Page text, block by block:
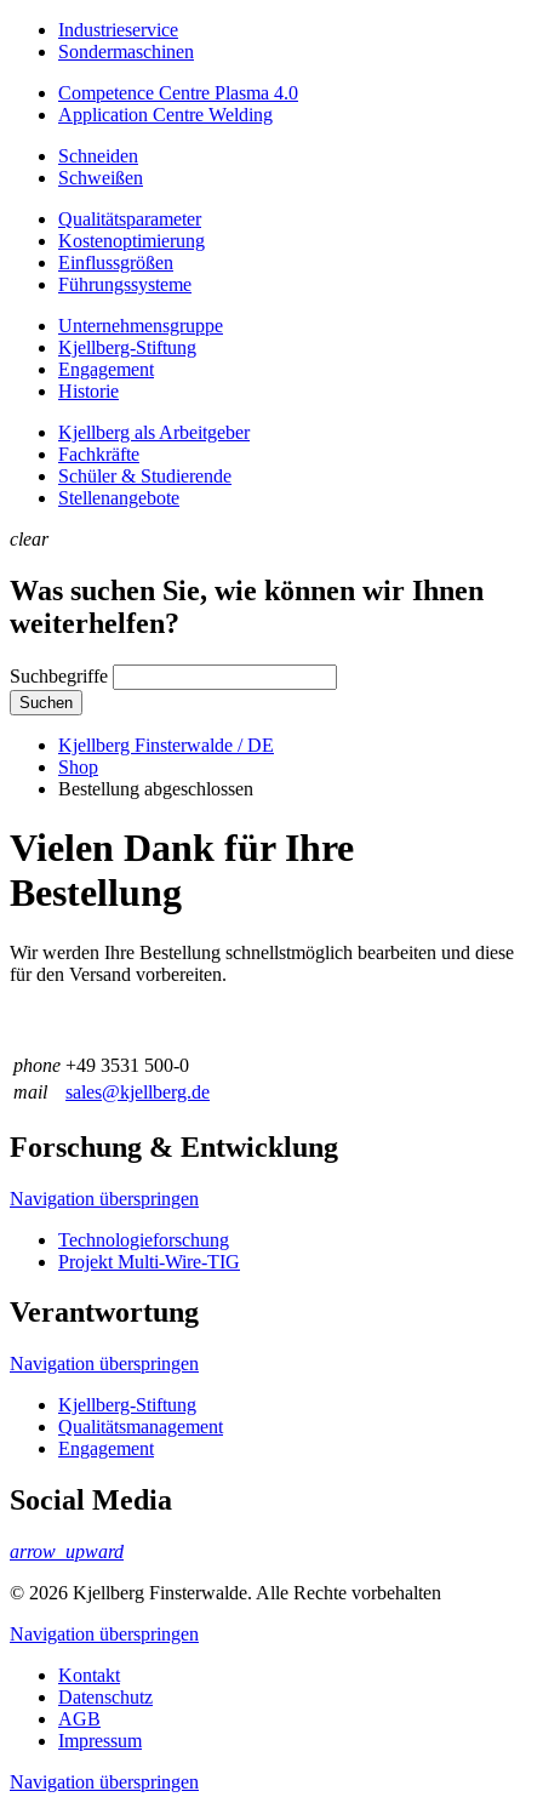
Industrieservice
Sondermaschinen
Competence Centre Plasma 4.0
Application Centre Welding
Schneiden
Schweißen
Qualitätsparameter
Kostenoptimierung
Einflussgrößen
Führungssysteme
Unternehmens­gruppe
Kjellberg-Stiftung
Engagement
Historie
Kjellberg als Arbeitgeber
Fachkräfte
Schüler & Studierende
Stellenangebote
clear
Was suchen Sie, wie können wir Ihnen
weiterhelfen?
Suchbegriffe
Suchen
Kjellberg Finsterwalde / DE
Shop
Bestellung abgeschlossen
Vielen Dank für Ihre
Bestellung
Wir werden Ihre Bestellung schnellstmöglich bearbeiten und diese
für den Versand vorbereiten.
phone +49 3531 500-0
mail
sales@kjellberg.de
Forschung & Entwicklung
Navigation überspringen
Technologieforschung
Projekt Multi-Wire-TIG
Verantwortung
Navigation überspringen
Kjellberg-Stiftung
Qualitäts­management
Engagement
Social Media
arrow_upward
© 2026 Kjellberg Finsterwalde. Alle Rechte vorbehalten
Navigation überspringen
Kontakt
Datenschutz
AGB
Impressum
Navigation überspringen